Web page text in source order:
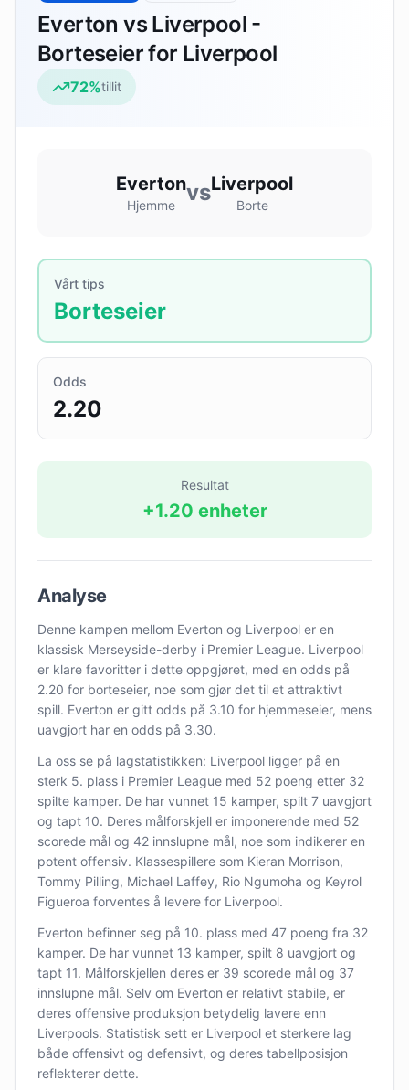
Everton vs Liverpool -
Borteseier for Liverpool
72%tillit
Everton
Hjemme vsLiverpool
Borte
Vårt tips
Borteseier
Odds
2.20
Resultat
+1.20 enheter
Analyse
Denne kampen mellom Everton og Liverpool er en
klassisk Merseyside-derby i Premier League. Liverpool
er klare favoritter i dette oppgjøret, med en odds på
2.20 for borteseier, noe som gjør det til et attraktivt
spill. Everton er gitt odds på 3.10 for hjemmeseier, mens
uavgjort har en odds på 3.30.
La oss se på lagstatistikken: Liverpool ligger på en
sterk 5. plass i Premier League med 52 poeng etter 32
spilte kamper. De har vunnet 15 kamper, spilt 7 uavgjort
og tapt 10. Deres målforskjell er imponerende med 52
scorede mål og 42 innslupne mål, noe som indikerer en
potent offensiv. Klassespillere som Kieran Morrison,
Tommy Pilling, Michael Laffey, Rio Ngumoha og Keyrol
Figueroa forventes å levere for Liverpool.
Everton befinner seg på 10. plass med 47 poeng fra 32
kamper. De har vunnet 13 kamper, spilt 8 uavgjort og
tapt 11. Målforskjellen deres er 39 scorede mål og 37
innslupne mål. Selv om Everton er relativt stabile, er
deres offensive produksjon betydelig lavere enn
Liverpools. Statistisk sett er Liverpool et sterkere lag
både offensivt og defensivt, og deres tabellposisjon
reflekterer dette.